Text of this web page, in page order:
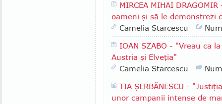
MIRCEA MIHAI
oameni şi să le demonstrezi
Camelia Starcescu
IOAN SZABO - "Vreau ca
Austria şi Elveţia"
Camelia Starcescu
TIA ŞERBĂNESCU -
unor campanii intense de